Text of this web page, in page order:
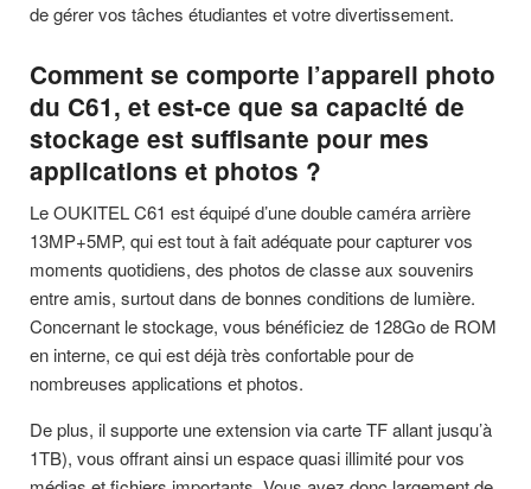
de gérer vos tâches étudiantes et votre divertissement.
Comment se comporte l’appareil photo
du C61, et est-ce que sa capacité de
stockage est suffisante pour mes
applications et photos ?
Le OUKITEL C61 est équipé d’une double caméra arrière
13MP+5MP, qui est tout à fait adéquate pour capturer vos
moments quotidiens, des photos de classe aux souvenirs
entre amis, surtout dans de bonnes conditions de lumière.
Concernant le stockage, vous bénéficiez de 128Go de ROM
en interne, ce qui est déjà très confortable pour de
nombreuses applications et photos.
De plus, il supporte une extension via carte TF allant jusqu’à
1TB), vous offrant ainsi un espace quasi illimité pour vos